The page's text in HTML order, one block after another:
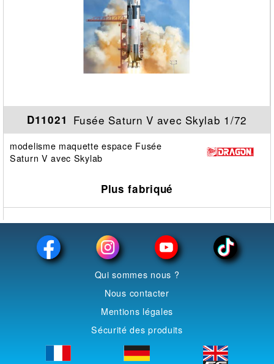
D11021 Fusée Saturn V avec Skylab 1/72
modelisme maquette espace Fusée
Saturn V avec Skylab
Plus fabriqué
Qui sommes nous ?
Nous contacter
Mentions légales
Sécurité des produits